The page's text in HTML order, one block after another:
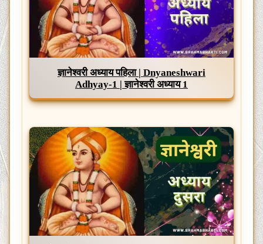
ज्ञानेश्वरी अध्याय पहिला | Dnyaneshwari
Adhyay-1 | ज्ञानेश्वरी अध्याय 1